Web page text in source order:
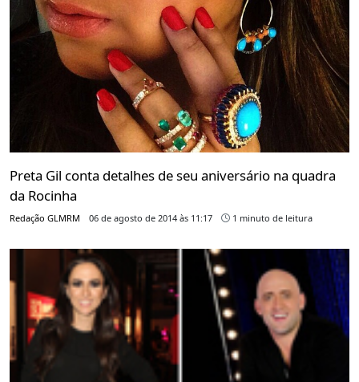
Preta Gil conta detalhes de seu aniversário na quadra
da Rocinha
Redação GLMRM 06 de agosto de 2014 às 11:17 1 minuto de leitura